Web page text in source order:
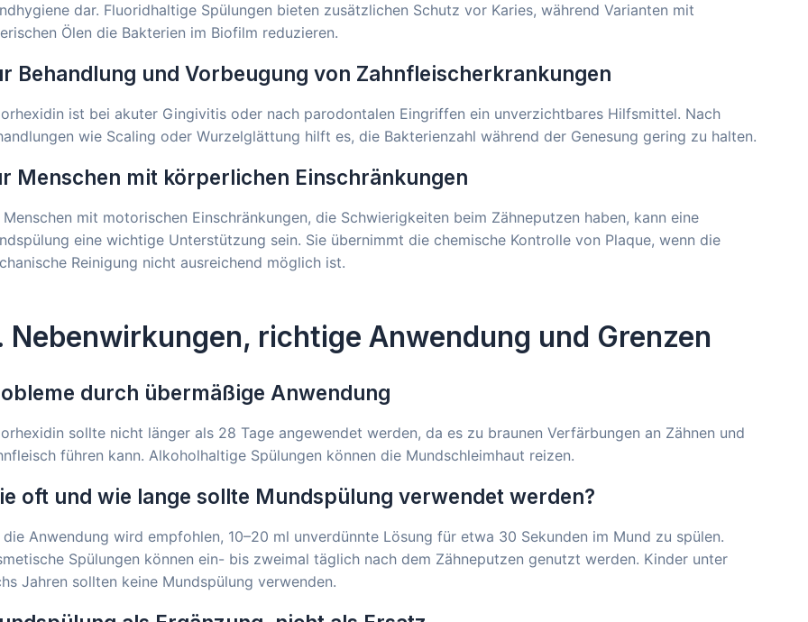
dar. Fluoridhaltige Spülungen bieten zusätzlichen Schutz vor Karies, während Varianten mit
Ölen die Bakterien im Biofilm reduzieren.
Behandlung und Vorbeugung von Zahnfleischerkrankungen
ist bei akuter Gingivitis oder nach parodontalen Eingriffen ein unverzichtbares Hilfsmittel. Nach
wie Scaling oder Wurzelglättung hilft es, die Bakterienzahl während der Genesung gering zu halten.
Menschen mit körperlichen Einschränkungen
Menschen mit motorischen Einschränkungen, die Schwierigkeiten beim Zähneputzen haben, kann eine
eine wichtige Unterstützung sein. Sie übernimmt die chemische Kontrolle von Plaque, wenn die
Reinigung nicht ausreichend möglich ist.
Nebenwirkungen, richtige Anwendung und Grenzen
durch übermäßige Anwendung
sollte nicht länger als 28 Tage angewendet werden, da es zu braunen Verfärbungen an Zähnen und
führen kann. Alkoholhaltige Spülungen können die Mundschleimhaut reizen.
oft und wie lange sollte Mundspülung verwendet werden?
die Anwendung wird empfohlen, 10–20 ml unverdünnte Lösung für etwa 30 Sekunden im Mund zu spülen.
Spülungen können ein- bis zweimal täglich nach dem Zähneputzen genutzt werden. Kinder unter
Jahren sollten keine Mundspülung verwenden.